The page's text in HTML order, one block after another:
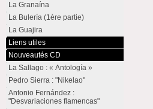
La Granaína
La Bulería (1ère partie)
La Guajira
Liens utiles
Nouveautés CD
La Sallago : « Antología »
Pedro Sierra : "Nikelao"
Antonio Fernández :
"Desvariaciones flamencas"